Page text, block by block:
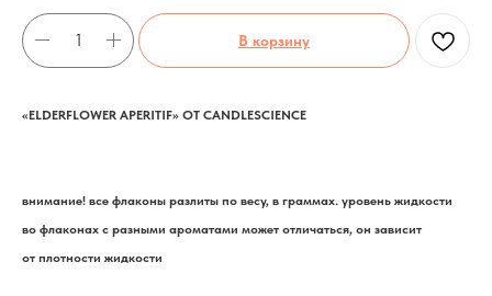
В корзину
«ELDERFLOWER APERITIF» ОТ CANDLESCIENCE
внимание! все флаконы разлиты по весу, в граммах. уровень жидкости
во флаконах с разными ароматами может отличаться, он зависит
от плотности жидкости